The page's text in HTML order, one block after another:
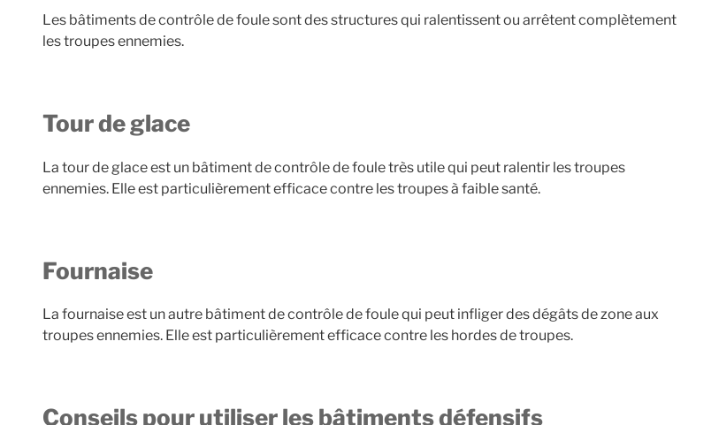
Les bâtiments de contrôle de foule sont des structures qui ralentissent ou arrêtent complètement
les troupes ennemies.
Tour de glace
La tour de glace est un bâtiment de contrôle de foule très utile qui peut ralentir les troupes
ennemies. Elle est particulièrement efficace contre les troupes à faible santé.
Fournaise
La fournaise est un autre bâtiment de contrôle de foule qui peut infliger des dégâts de zone aux
troupes ennemies. Elle est particulièrement efficace contre les hordes de troupes.
Conseils pour utiliser les bâtiments défensifs